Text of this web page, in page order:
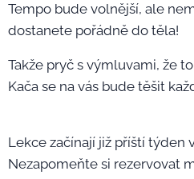
Tempo bude volnější, ale
dostanete pořádně do těla!
Takže pryč s výmluvami, že
Kača se na vás bude těšit
Lekce začínají již příští týden
Nezapomeňte si rezervovat